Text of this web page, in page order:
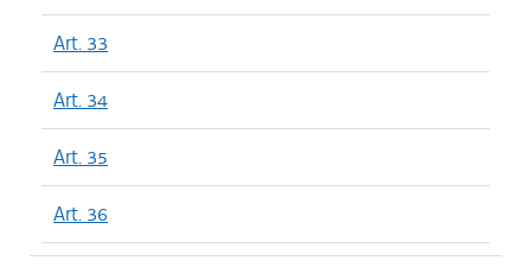
Art. 33
Art. 34
Art. 35
Art. 36